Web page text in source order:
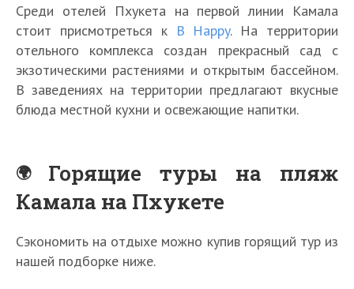
Среди отелей Пхукета на первой линии Камала
стоит присмотреться к B Happy. На территории
отельного комплекса создан прекрасный сад с
экзотическими растениями и открытым бассейном.
В заведениях на территории предлагают вкусные
блюда местной кухни и освежающие напитки.
Горящие туры на пляж
Камала на Пхукете
Сэкономить на отдыхе можно купив горящий тур из
нашей подборке ниже.